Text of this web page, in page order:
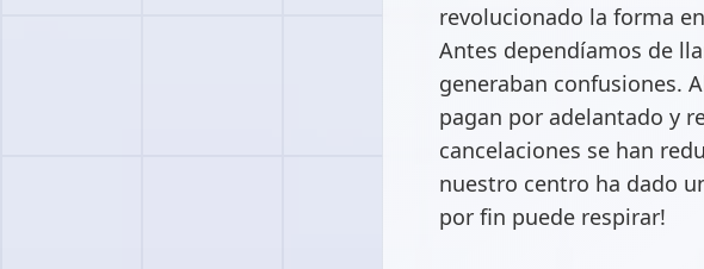
revolucionado la forma
Antes dependíamos de
generaban confusiones.
pagan por adelantado y
cancelaciones se han
nuestro centro ha dado
por fin puede respirar!